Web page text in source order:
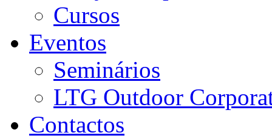
Cursos
Eventos
Seminários
LTG Outdoor
Contactos